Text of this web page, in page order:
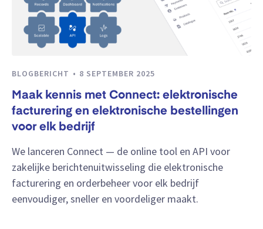
BLOGBERICHT 8 SEPTEMBER 2025
Maak kennis met Connect: elektronische
facturering en elektronische bestellingen
voor elk bedrijf
We lanceren Connect — de online tool en API voor
zakelijke berichtenuitwisseling die elektronische
facturering en orderbeheer voor elk bedrijf
eenvoudiger, sneller en voordeliger maakt.